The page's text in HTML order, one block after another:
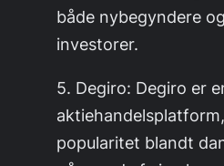
både nybegyndere
investorer.
5. Degiro: Degiro er
popularitet blandt